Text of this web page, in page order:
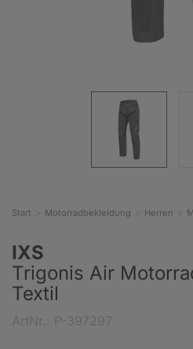
Start Motorradbekleidung Herren
IXS
Trigonis Air
Textil